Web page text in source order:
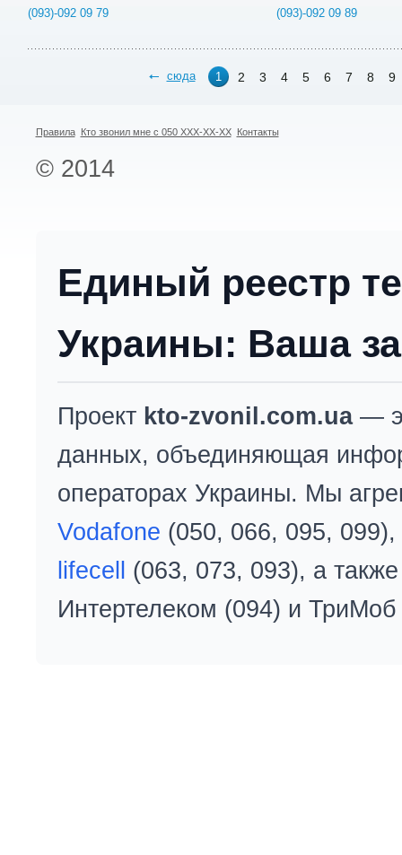
(093)-092 09 79
(093)-092 09 89
сюда 1 2 3 4 5 6 7 8 9
Правила Кто звонил мне с 050 XXX-XX-XX Контакты
© 2014
Единый реестр
Украины: Ваша
Проект kto-zvonil.com.ua—
данных, объединяющая
операторах Украины. Мы
Vodafone (050, 066, 095, 099),
lifecell
(063, 073, 093), а
Интертелеком (094) и ТриМоб